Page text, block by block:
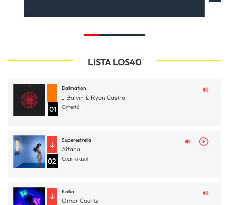
LISTA LOS40
01
Dalmation
J Balvin & Ryan Castro
Omertá
02
Superestrella
Aitana
Cuarto azul
Koko
Omar Courtz